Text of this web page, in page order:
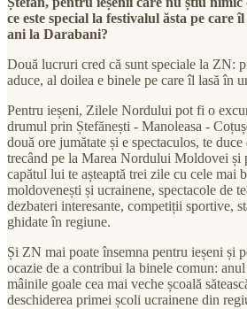
ce este special la festivalul ăsta pe care
ani la Darabani?
Două lucruri cred că sunt speciale la ZN:
aduce, al doilea e binele pe care îl lasă în
Pentru ieșeni, Zilele Nordului pot fi o
drumul prin Ștefănești - Manoleasa -
două ore jumătate și e spectaculos, te
trecând pe la Marea Nordului Moldovei și
capătul lui te așteaptă trei zile cu cele mai
moldovenești și ucrainene, spectacole de
dezbateri interesante, competiții sportive,
ghidate în regiune.
Și ZN mai poate însemna pentru ieșeni și
ocazie de a contribui la binele comun:
mâinile goale cea mai veche școală
deschiderea primei școli ucrainene din